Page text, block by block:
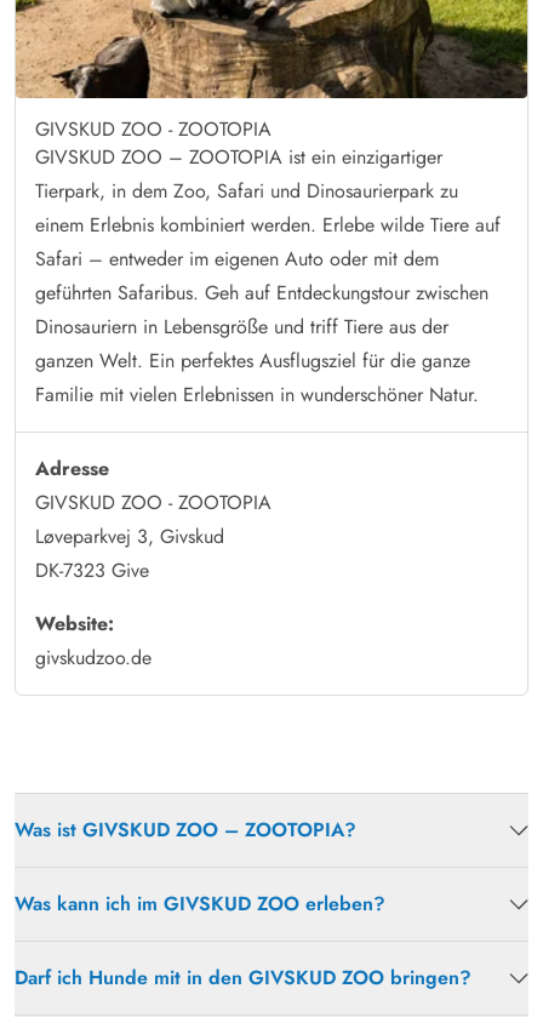
GIVSKUD ZOO - ZOOTOPIA
GIVSKUD ZOO – ZOOTOPIA ist ein einzigartiger
Tierpark, in dem Zoo, Safari und Dinosaurierpark zu
einem Erlebnis kombiniert werden. Erlebe wilde Tiere auf
Safari – entweder im eigenen Auto oder mit dem
geführten Safaribus. Geh auf Entdeckungstour zwischen
Dinosauriern in Lebensgröße und triff Tiere aus der
ganzen Welt. Ein perfektes Ausflugsziel für die ganze
Familie mit vielen Erlebnissen in wunderschöner Natur.
Adresse
GIVSKUD ZOO - ZOOTOPIA
Løveparkvej 3, Givskud
DK-7323 Give
Website:
givskudzoo.de
Was ist GIVSKUD ZOO – ZOOTOPIA?
Was kann ich im GIVSKUD ZOO erleben?
Darf ich Hunde mit in den GIVSKUD ZOO bringen?